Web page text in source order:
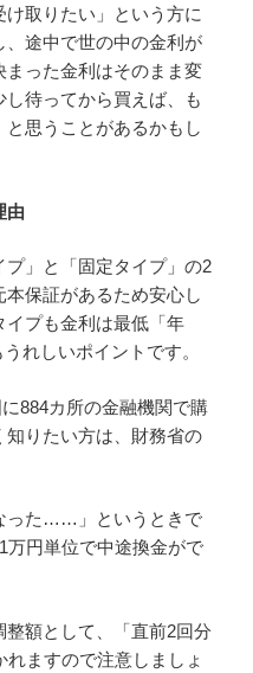
取りたい」という方に
途中で世の中の金利が
まった金利はそのまま変
待ってから買えば、も
思うことがあるかもし
由
」と「固定タイプ」の2
保証があるため安心し
プも金利は最低「年
れしいポイントです。
884カ所の金融機関で購
知りたい方は、財務省の
った……」というときで
万円単位で中途換金がで
額として、「直前2回分
ますので注意しましょ